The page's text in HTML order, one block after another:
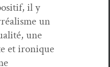
il y
un
une
et ironique